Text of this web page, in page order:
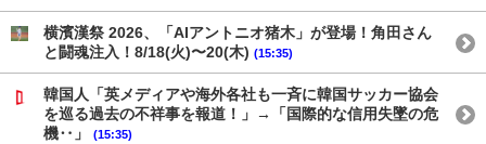
横濱漢祭 2026、「AIアントニオ猪木」が登場！角田さん
と闘魂注入！8/18(火)〜20(木) (15:35)
韓国人「英メディアや海外各社も一斉に韓国サッカー協会
を巡る過去の不祥事を報道！」→「国際的な信用失墜の危
機‥」
(15:35)